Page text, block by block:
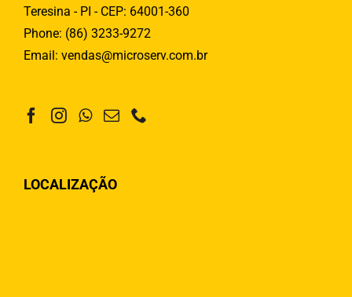
Teresina - PI - CEP: 64001-360
Phone: (86) 3233-9272
Email: vendas@microserv.com.br
LOCALIZAÇÃO